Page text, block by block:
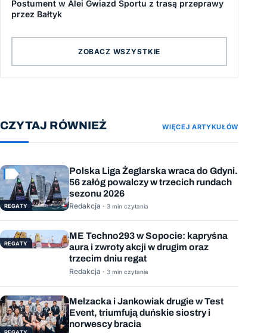
Postument w Alei Gwiazd Sportu z trasą przeprawy
przez Bałtyk
ZOBACZ WSZYSTKIE
CZYTAJ RÓWNIEŻ WIĘCEJ ARTYKUŁÓW
REGATY
Polska Liga Żeglarska wraca do Gdyni.
56 załóg powalczy w trzecich rundach
sezonu 2026
Redakcja · 3 min czytania
REGATY
ME Techno293 w Sopocie: kapryśna
aura i zwroty akcji w drugim oraz
trzecim dniu regat
Redakcja · 3 min czytania
Melzacka i Jankowiak drugie w Test
Event, triumfują duńskie siostry i
norwescy bracia